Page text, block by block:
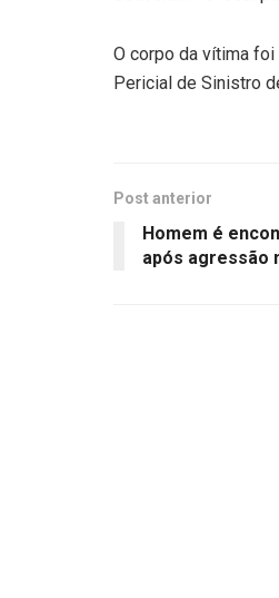
O corpo da vítima foi
Pericial de Sinistro
Post anterior
Homem é
após agressão